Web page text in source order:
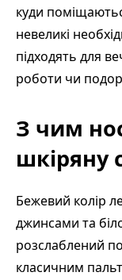
куди
невеликі
підходять для
роботи чи
З чим
шкіряну
Бежевий колір
джинсами та
розслаблений
класичним